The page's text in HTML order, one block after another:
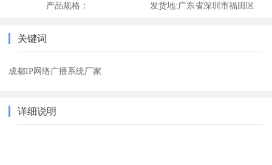
产品规格： 发货地:广东省深圳市福田区
关键词
成都IP网络广播系统厂家
详细说明